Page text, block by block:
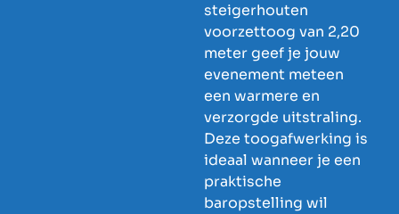
steigerhouten
voorzettoog van 2,20
meter geef je jouw
evenement meteen
een warmere en
verzorgde uitstraling.
Deze toogafwerking is
ideaal wanneer je een
praktische
baropstelling wil